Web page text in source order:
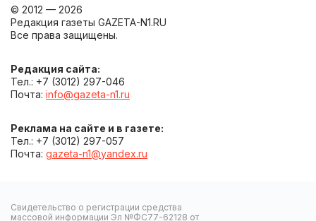
© 2012 — 2026
Редакция газеты GAZETA-N1.RU
Все права защищены.
Редакция сайта:
Тел.: +7 (3012) 297-046
Почта: info@gazeta-n1.ru
Реклама на сайте и в газете:
Тел.: +7 (3012) 297-057
Почта: gazeta-n1@yandex.ru
Свидетельство о регистрации средства
массовой информации Эл №ФС77-62128 от